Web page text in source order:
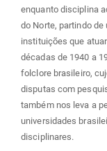
enquanto disciplina
do Norte, partindo
instituições que
décadas de 1940 a
folclore brasileiro,
disputas com
também nos leva a
universidades
disciplinares.